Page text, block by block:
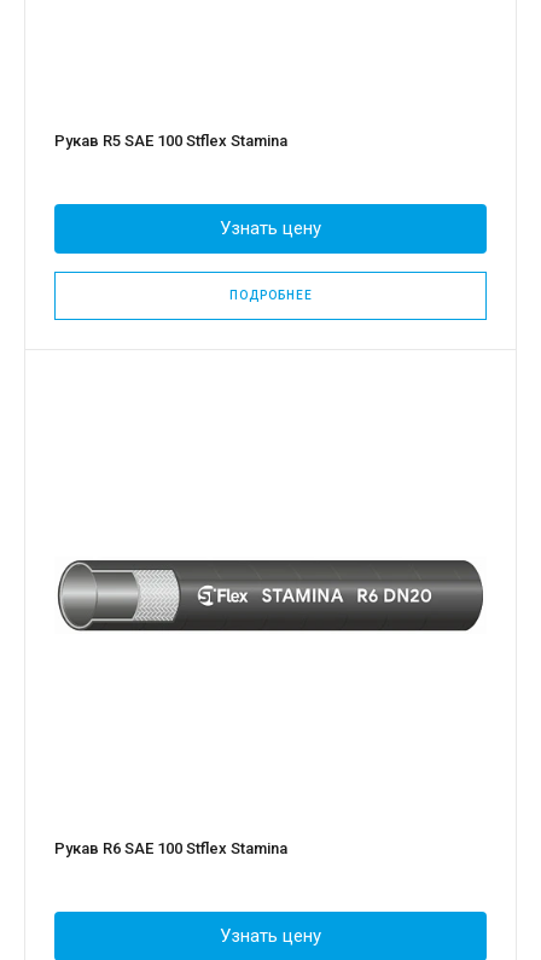
Рукав R5 SAE 100 Stflex Stamina
Узнать цену
ПОДРОБНЕЕ
Рукав R6 SAE 100 Stflex Stamina
Узнать цену